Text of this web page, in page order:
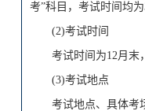
考”科目，考试时间均
(2)考试时间
考试时间为12月末
(3)考试地点
考试地点、具体考